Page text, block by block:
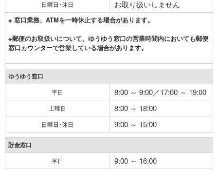
日曜日･休日 お取り扱いしません
※ 窓口業務、ATMを一時休止する場合があります。
※郵便のお取扱いについて、ゆうゆう窓口の営業時間内においても郵便
窓口カウンターで営業している場合があります。
ゆうゆう窓口
平日 8:00 ～ 9:00／17:00 ～ 19:00
土曜日 8:00 ～ 18:00
日曜日･休日 9:00 ～ 15:00
貯金窓口
平日 9:00 ～ 16:00